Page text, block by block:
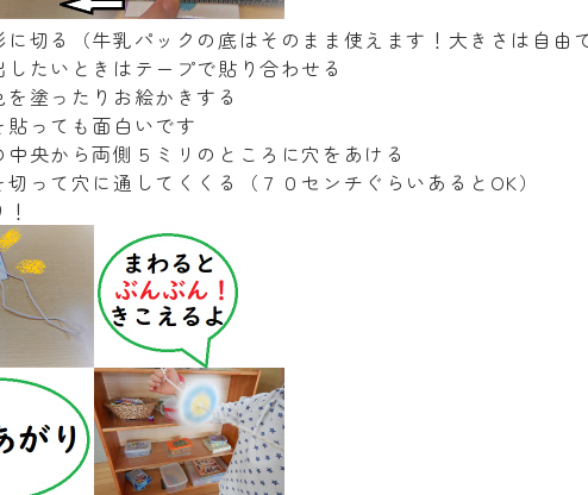
切る（牛乳パックの底はそのまま使えます！大きさは自由で
たいときはテープで貼り合わせる
塗ったりお絵かきする
っても面白いです
央から両側５ミリのところに穴をあける
って穴に通してくくる（７０センチぐらいあるとOK）